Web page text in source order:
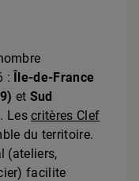
: Île-de-France
et Sud
. Lescritères Clef
du territoire.
(ateliers,
facilite